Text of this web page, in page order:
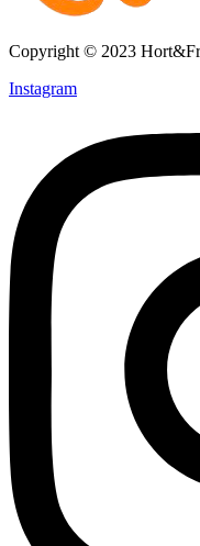
Copyright © 2023
Instagram